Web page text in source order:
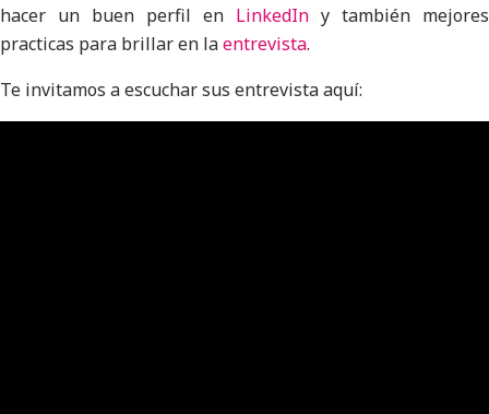
hacer un buen perfil en LinkedIn y también mejores
practicas para brillar en laentrevista.
Te invitamos a escuchar sus entrevista aquí: